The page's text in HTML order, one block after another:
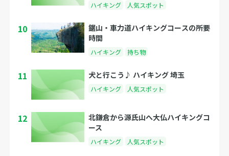
ハイキング 人気スポット
10
鋸山・車力道ハイキングコースの所要
時間
ハイキング 持ち物
11 犬と行こう♪ ハイキング 埼玉
ハイキング 人気スポット
12
北鎌倉から源氏山へ大仏ハイキングコ
ース
ハイキング 人気スポット